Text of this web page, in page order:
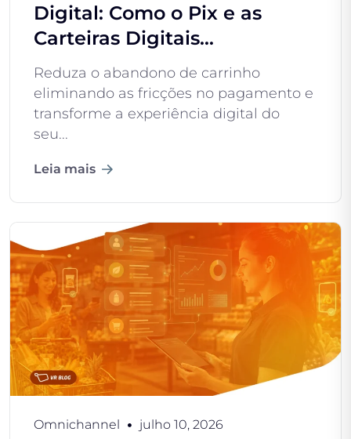
Digital: Como o Pix e as
Carteiras Digitais...
Reduza o abandono de carrinho
eliminando as fricções no pagamento e
transforme a experiência digital do
seu...
Leia mais
Omnichannel julho 10, 2026